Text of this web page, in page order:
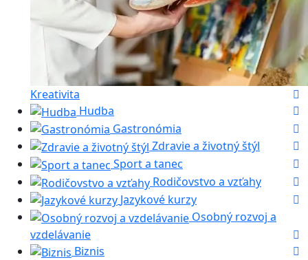
Kreativita
Hudba
Gastronómia
Zdravie a životný štýl
Sport a tanec
Rodičovstvo a vzťahy
Jazykové kurzy
Osobný rozvoj a
vzdelávanie
Biznis